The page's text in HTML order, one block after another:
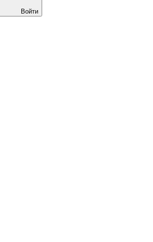
Войти